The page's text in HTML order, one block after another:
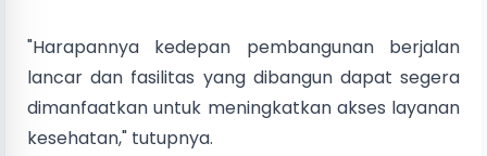
"Harapannya kedepan pembangunan berjalan
lancar dan fasilitas yang dibangun dapat segera
dimanfaatkan untuk meningkatkan akses layanan
kesehatan," tutupnya.